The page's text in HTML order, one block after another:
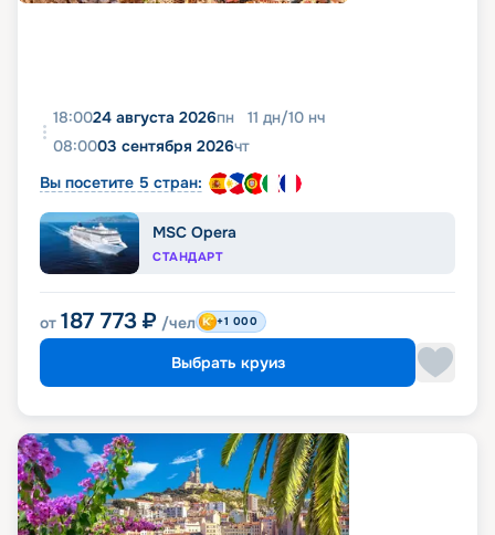
18:0024 августа 2026пн 11 дн/10 нч
08:0003 сентября 2026чт
Вы посетите 5 стран:
MSC Opera
СТАНДАРТ
от 187 773 ₽ /чел +1 000
Выбрать круиз